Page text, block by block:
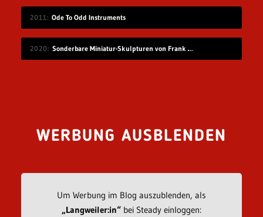
2011 Ode To Odd Instruments
2020 Sonderbare Miniatur-Skulpturen von Frank Kunert
WERBUNG AUSBLENDEN
Um Werbung im Blog auszublenden, als
„Langweiler:in“bei Steady einloggen: